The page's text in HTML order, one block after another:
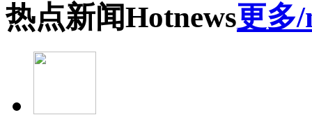
热点新闻Hotnews更多